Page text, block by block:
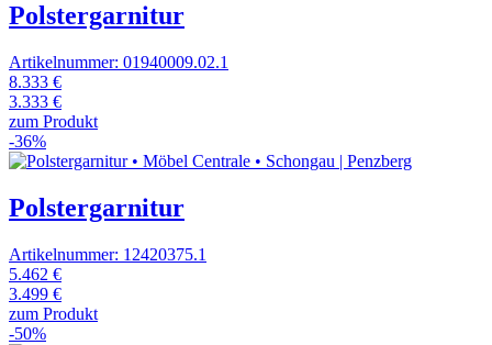
Polstergarnitur
Artikelnummer: 01940009.02.1
8.333 €
3.333 €
zum Produkt
-36%
Polstergarnitur
Artikelnummer: 12420375.1
5.462 €
3.499 €
zum Produkt
-50%